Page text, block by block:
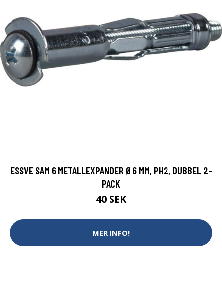
ESSVE SAM 6 METALLEXPANDER Ø6 MM, PH2, DUBBEL 2-
PACK
40 SEK
MER INFO!